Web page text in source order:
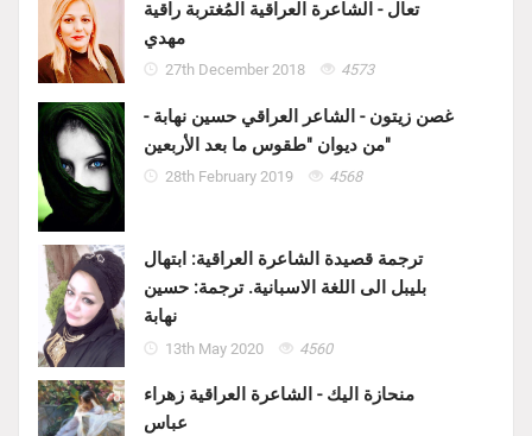
تعال - الشاعرة العراقية المُغتربة راقية
مهدي
27th December 2018 4573
غصن زيتون - الشاعر العراقي حسين نهابة -
من ديوان "طقوس ما بعد الأربعين"
28th February 2019 4568
ترجمة قصيدة الشاعرة العراقية: ابتهال
بليبل الى اللغة الاسبانية. ترجمة: حسين
نهابة
13th May 2020 4560
منحازة اليك - الشاعرة العراقية زهراء
عباس